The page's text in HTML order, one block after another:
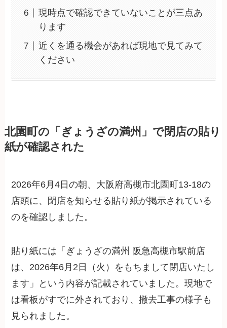
現時点で確認できていないことが三点あ
ります
近くを通る機会があれば現地で見てみて
ください
北園町の「ぎょうざの満州」で閉店の貼り
紙が確認された
2026年6月4日の朝、大阪府高槻市北園町13-18の
店頭に、閉店を知らせる貼り紙が掲示されている
のを確認しました。
貼り紙には「ぎょうざの満州 阪急高槻市駅前店
は、2026年6月2日（火）をもちまして閉店いたし
ます」という内容が記載されていました。現地で
は看板がすでに外されており、撤去工事の様子も
見られました。